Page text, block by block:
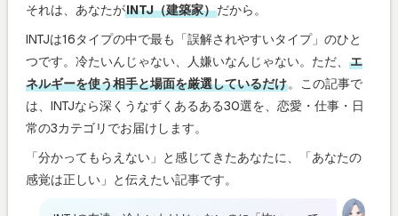
それは、あなたがINTJ（建築家）だから。
INTJは16タイプの中で最も「誤解されやすいタイプ」のひと
つです。冷たいんじゃない、人嫌いなんじゃない。ただ、 エ
ネルギーを使う相手と場面を厳選しているだけ。この記事で
は、INTJなら深くうなずくあるある30選を、恋愛・仕事・日
常の3カテゴリでお届けします。
「分かってもらえない」と感じてきたあなたに、「あなたの
感覚は正しい」と伝えたい記事です。